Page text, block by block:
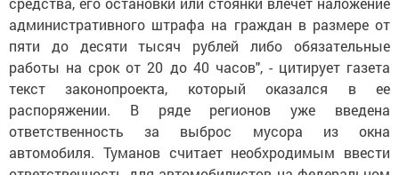
административного штрафа на граждан в размере от
пяти до десяти тысяч рублей либо обязательные
работы на срок от 20 до 40 часов", - цитирует газета
текст законопроекта, который оказался в ее
распоряжении. В ряде регионов уже введена
ответственность за выброс мусора из окна
автомобиля. Туманов считает необхродимым ввести